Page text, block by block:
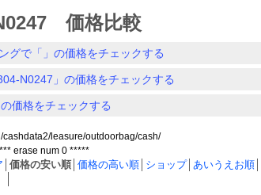
価格比較
グで「」の価格をチェックする
N0247」の価格をチェックする
価格をチェックする
cashdata2/leasure/outdoorbag/cash/
erase num 0 *****
価格の安い順 価格の高い順 ショップ│ あいうえお順